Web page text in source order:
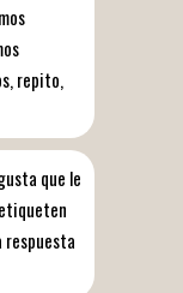
repito,
que le
respuesta